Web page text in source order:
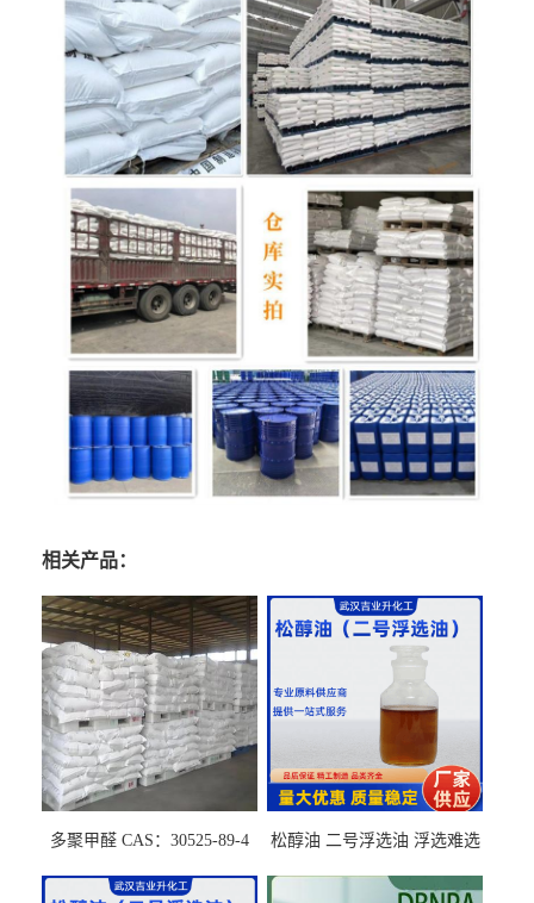
相关产品：
多聚甲醛 CAS：30525-89-4
松醇油 二号浮选油 浮选难选